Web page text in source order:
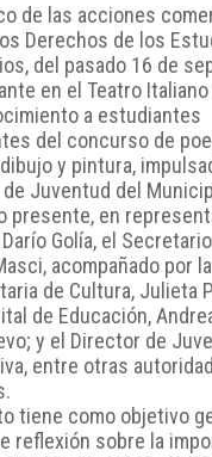
de las acciones
Derechos de los
del pasado 16 de
en el Teatro
a estudiantes
del concurso de
y pintura,
Juventud del
presente, en
Darío Golía, el
acompañado por la
de Cultura, Julieta
de Educación,
y el Director de
entre otras
tiene como objetivo
reflexión sobre la